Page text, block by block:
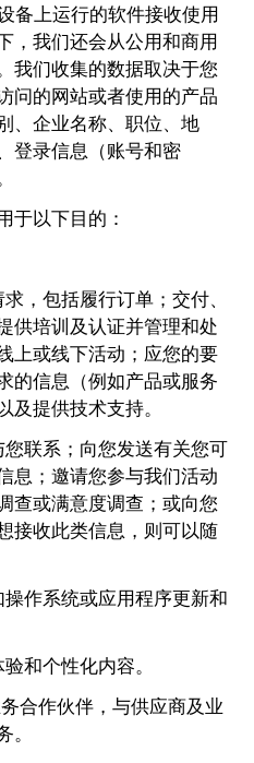
备上运行的软件接收使用
，我们还会从公用和商用
我们收集的数据取决于您
问的网站或者使用的产品
、企业名称、职位、地
登录信息（账号和密
于以下目的：
，包括履行订单；交付、
供培训及认证并管理和处
上或线下活动；应您的要
的信息（例如产品或服务
及提供技术支持。
联系；向您发送有关您可
息；邀请您参与我们活动
查或满意度调查；或向您
接收此类信息，则可以随
作系统或应用程序更新和
和个性化内容。
合作伙伴，与供应商及业
。